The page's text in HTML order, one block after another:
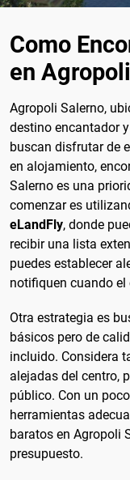
Como
en
Agropoli Salerno,
destino encantador
buscan disfrutar de
en alojamiento,
Salerno es una
comenzar es
eLandFly, donde
recibir una lista
puedes establecer
notifiquen cuando el
Otra estrategia es
básicos pero de
incluido. Considera
alejadas del centro,
público. Con un
herramientas
baratos en Agropoli
presupuesto.